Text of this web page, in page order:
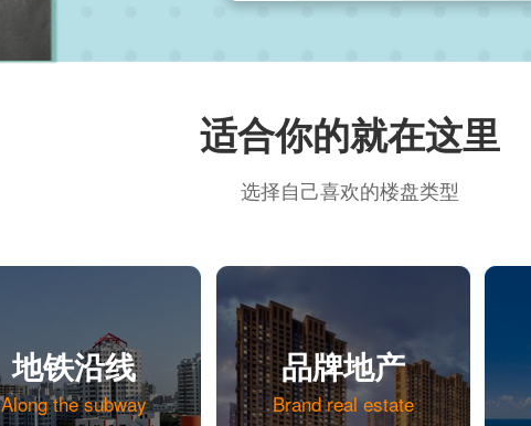
适合你的就在这里
选择自己喜欢的楼盘类型
品牌地产
Brand real estate
地铁沿线
Along the subway